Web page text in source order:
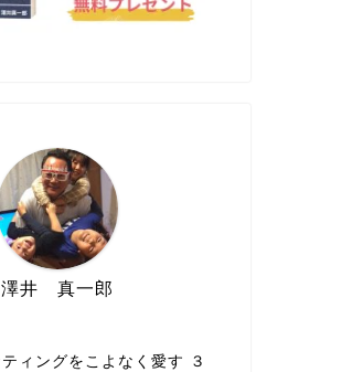
澤井 真一郎
ィングをこよなく愛す ３